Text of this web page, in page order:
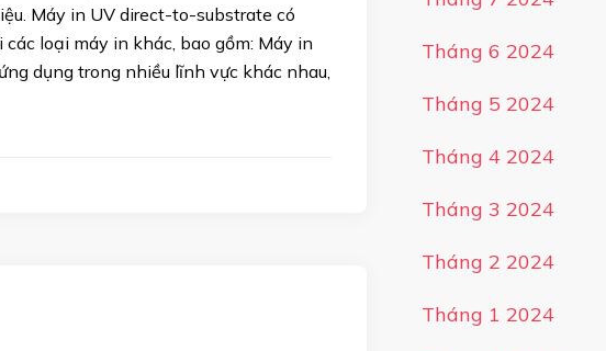
Máy in UV direct-to-substrate có
loại máy in khác, bao gồm: Máy in
dụng trong nhiều lĩnh vực khác nhau,
Tháng 6 2024
Tháng 5 2024
Tháng 4 2024
Tháng 3 2024
Tháng 2 2024
Tháng 1 2024